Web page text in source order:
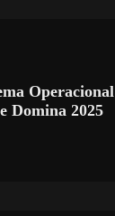
Operacional
Domina 2025